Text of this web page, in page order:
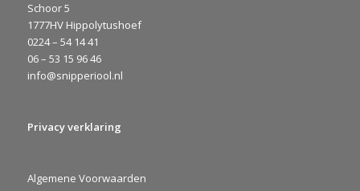
Schoor 5
1777HV Hippolytushoef
0224 – 54 14 41
06 – 53 15 96 46
info@snipperiool.nl
Privacy verklaring
Algemene Voorwaarden